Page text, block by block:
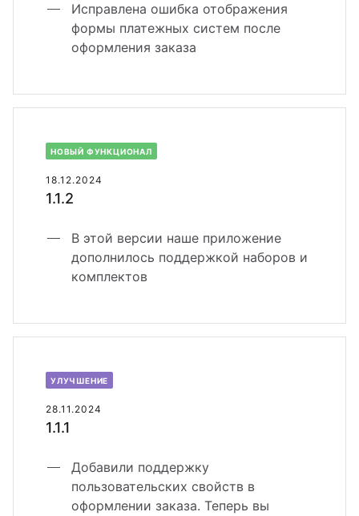
Исправлена ошибка отображения
формы платежных систем после
оформления заказа
18.12.2024
1.1.2
НОВЫЙ ФУНКЦИОНАЛ
В этой версии наше приложение
дополнилось поддержкой наборов и
комплектов
28.11.2024
1.1.1
УЛУЧШЕНИЕ
Добавили поддержку
пользовательских свойств в
оформлении заказа. Теперь вы